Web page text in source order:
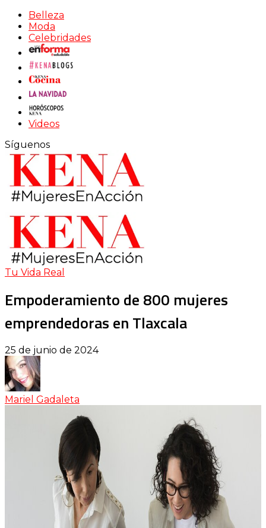
Belleza
Moda
Celebridades
Videos
Síguenos
Tu Vida Real
Empoderamiento de 800 mujeres
emprendedoras en Tlaxcala
25 de junio de 2024
Mariel Gadaleta